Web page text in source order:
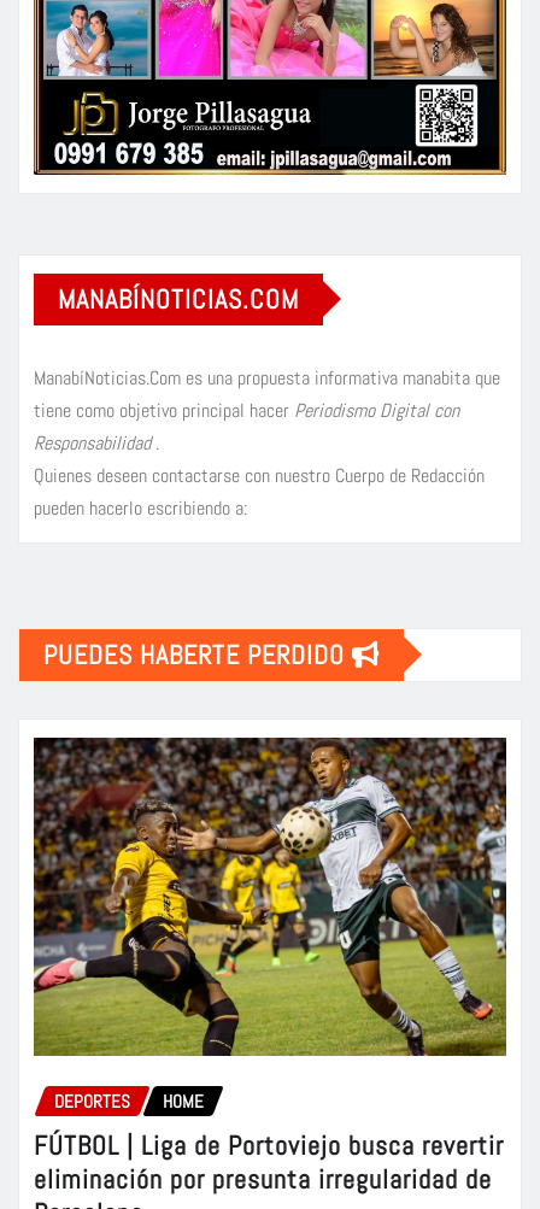
MANABÍNOTICIAS.COM
ManabíNoticias.Com es una propuesta informativa manabita que
tiene como objetivo principal hacer Periodismo Digital con
Responsabilidad.
Quienes deseen contactarse con nuestro Cuerpo de Redacción
pueden hacerlo escribiendo a:
PUEDES HABERTE PERDIDO
DEPORTES HOME
FÚTBOL | Liga de Portoviejo busca revertir
eliminación por presunta irregularidad de